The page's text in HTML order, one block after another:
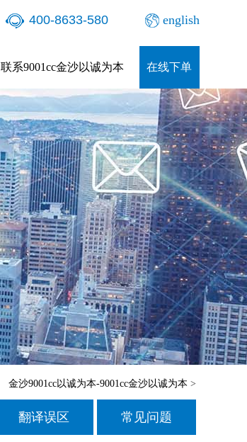
400-8633-580 english
联系9001cc金沙以诚为本 在线下单
金沙9001cc以诚为本-9001cc金沙以诚为本 >
翻译误区 常见问题